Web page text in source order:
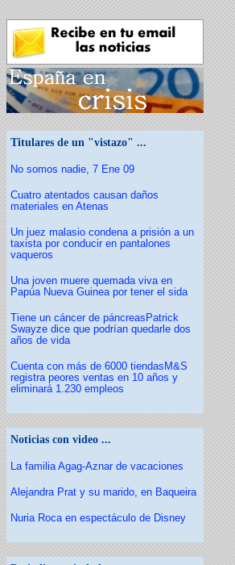
Titulares de un "vistazo" ...
No somos nadie, 7 Ene 09
Cuatro atentados causan daños
materiales en Atenas
Un juez malasio condena a prisión a un
taxista por conducir en pantalones
vaqueros
Una joven muere quemada viva en
Papúa Nueva Guinea por tener el sida
Tiene un cáncer de páncreasPatrick
Swayze dice que podrían quedarle dos
años de vida
Cuenta con más de 6000 tiendasM&S
registra peores ventas en 10 años y
eliminará 1.230 empleos
Noticias con video ...
La familia Agag-Aznar de vacaciones
Alejandra Prat y su marido, en Baqueira
Nuria Roca en espectáculo de Disney